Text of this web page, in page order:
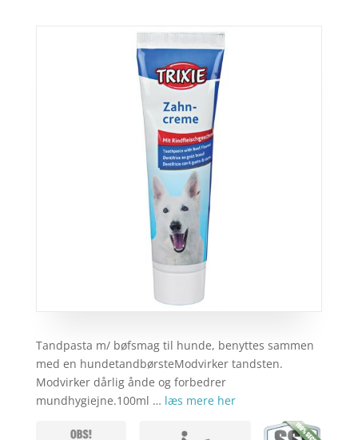
Tandpasta m/ bøfsmag til hunde, benyttes sammen
med en hundetandbørsteModvirker tandsten.
Modvirker dårlig ånde og forbedrer
mundhygiejne.100ml … læs mere her